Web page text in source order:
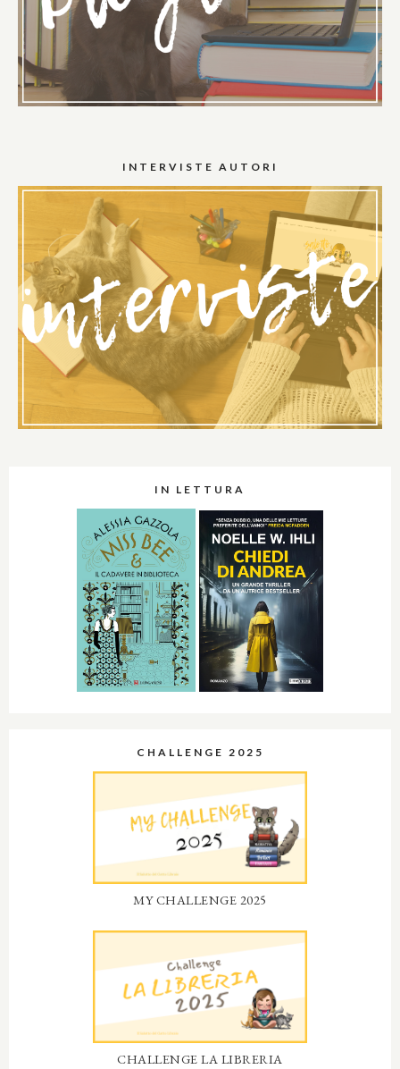
INTERVISTE AUTORI
IN LETTURA
CHALLENGE 2025
MY CHALLENGE 2025
CHALLENGE LA LIBRERIA